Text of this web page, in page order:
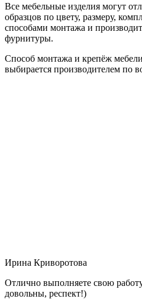
Все мебельные изделия могут
образцов по цвету, размеру,
способами монтажа и
фурнитуры.
Способ монтажа и крепёж
выбирается производителем по
Ирина Криворотова
Отлично выполняете свою
довольны, респект!)